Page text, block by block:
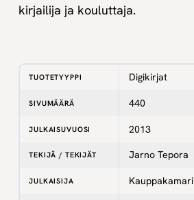
kirjailija ja kouluttaja.
TUOTETYYPPI Digikirjat
SIVUMÄÄRÄ 440
JULKAISUVUOSI 2013
TEKIJÄ / TEKIJÄT Jarno Tepora
JULKAISIJA Kauppakamari